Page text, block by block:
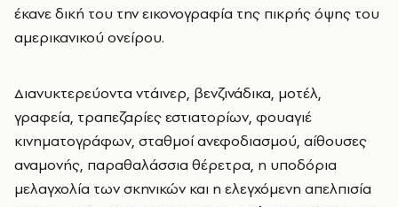
έκανε δική του την εικονογραφία της πικρής όψης του
αμερικανικού ονείρου.
Διανυκτερεύοντα ντάινερ, βενζινάδικα, μοτέλ,
γραφεία, τραπεζαρίες εστιατορίων, φουαγιέ
κινηματογράφων, σταθμοί ανεφοδιασμού, αίθουσες
αναμονής, παραθαλάσσια θέρετρα, η υποδόρια
μελαγχολία των σκηνικών και η ελεγχόμενη απελπισία